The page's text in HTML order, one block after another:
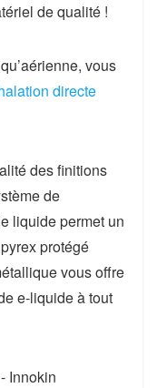
de qualité !
vous
directe
des finitions
de
liquide permet un
protégé
vous offre
e-liquide à tout